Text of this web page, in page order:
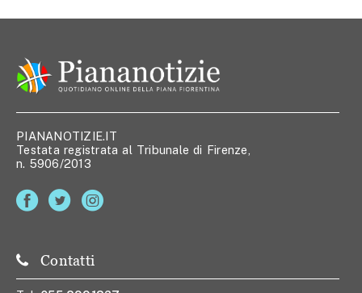
PIANANOTIZIE.IT
Testata registrata al Tribunale di Firenze,
n. 5906/2013
Contatti